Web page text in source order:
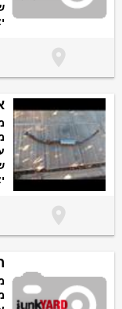

